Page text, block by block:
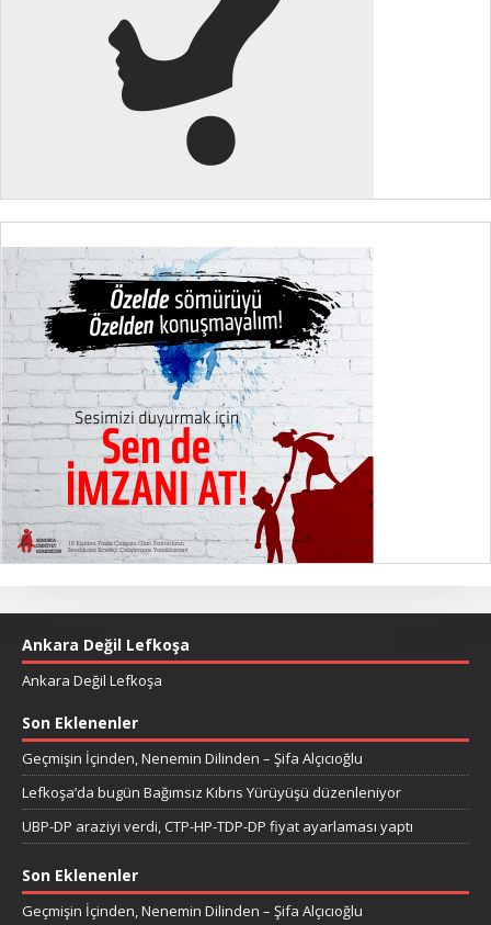
Ankara Değil Lefkoşa
Ankara Değil Lefkoşa
Son Eklenenler
Geçmişin İçinden, Nenemin Dilinden – Şifa Alçıcıoğlu
Lefkoşa’da bugün Bağımsız Kıbrıs Yürüyüşü düzenleniyor
UBP-DP araziyi verdi, CTP-HP-TDP-DP fiyat ayarlaması yaptı
Son Eklenenler
Geçmişin İçinden, Nenemin Dilinden – Şifa Alçıcıoğlu